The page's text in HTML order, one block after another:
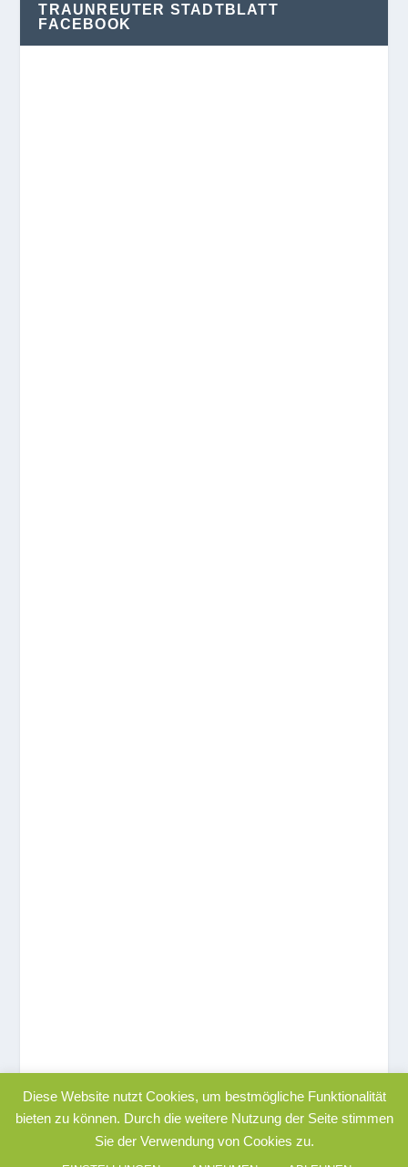
TRAUNREUTER STADTBLATT
FACEBOOK
RediX |Impressum|Datenschutzerklärung
Diese Website nutzt Cookies, um bestmögliche Funktionalität
bieten zu können. Durch die weitere Nutzung der Seite stimmen
Sie der Verwendung von Cookies zu.